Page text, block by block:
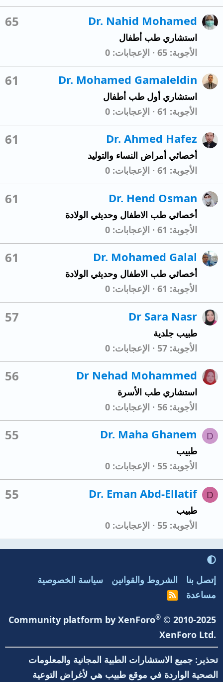
65 Dr. Nahid Mohamed
استشاري طب أطفال
الأجوبة 65 الإعجابات 0
61 Dr. Mohamed Gamaleldin
استشاري أول طب أطفال
الأجوبة 61 الإعجابات 0
61 Dr. Ahmed Hafez
أخصائي أمراض النساء والتوليد
الأجوبة 61 الإعجابات 0
61 Dr. Hend Osman
أخصائي طب الاطفال وحديثي الولادة
الأجوبة 61 الإعجابات 0
61 Dr. Mohamed Galal
أخصائي طب الاطفال وحديثي الولادة
الأجوبة 61 الإعجابات 0
57 Dr Sara Nasr
طبيب جلدية
الأجوبة 57 الإعجابات 0
56 Dr Nehad Mohammed
استشاري طب الأسرة
الأجوبة 56 الإعجابات 0
D
55 Dr. Maha Ghanem
طبيب
الأجوبة 55 الإعجابات 0
D
55 Dr. Eman Abd-Ellatif
طبيب
الأجوبة 55 الإعجابات 0
إتصل بنا الشروط والقوانين
سياسة الخصوصية
مساعدة
R
S
Community platform by XenForo® © 2010-2025
XenForo Ltd.
تحذير: جميع الاستشارات الطبية المجانية والمعلومات
الصحية الواردة في موقع طبيب هي لأغراض التوعية